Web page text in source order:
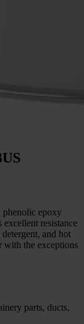
phenolic epoxy
resistance
and hot
with the exceptions
parts, ducts,